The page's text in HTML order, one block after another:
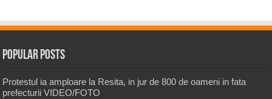
Popular Posts
Protestul ia amploare la Resita, in jur de 800 de oameni in fata
prefecturii VIDEO/FOTO